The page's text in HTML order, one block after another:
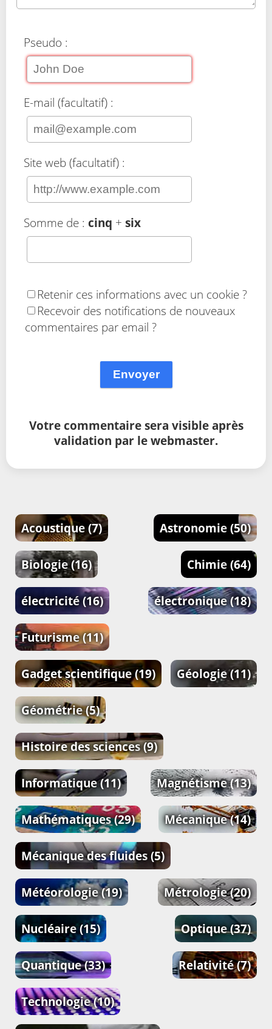
Pseudo :
E-mail (facultatif) :
Site web (facultatif) :
Somme de : cinq + six
Retenir ces informations avec un cookie ?
Recevoir des notifications de nouveaux
commentaires par email ?
Envoyer
Votre commentaire sera visible après
validation par le webmaster.
Acoustique(7) Astronomie (50)
Biologie(16) Chimie (64)
électricité(16) électronique(18)
Futurisme(11)
Gadget scientifique(19) Géologie(11)
Géométrie(5)
Histoire des sciences(9)
Informatique(11) Magnétisme(13)
Mathématiques(29) Mécanique(14)
Mécanique des fluides (5)
Météorologie(19) Métrologie(20)
Nucléaire(15) Optique(37)
Quantique(33) Relativité(7)
Technologie(10)